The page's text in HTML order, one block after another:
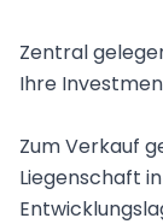
Zentral
Ihre
Zum Verkauf
Liegenschaft